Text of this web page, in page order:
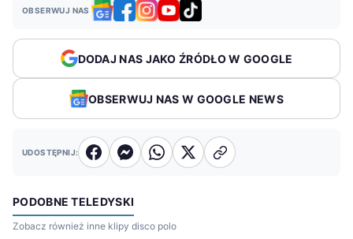
OBSERWUJ NAS
DODAJ NAS JAKO ŹRÓDŁO W GOOGLE
OBSERWUJ NAS W GOOGLE NEWS
UDOSTĘPNIJ:
PODOBNE TELEDYSKI
Zobacz również inne klipy disco polo